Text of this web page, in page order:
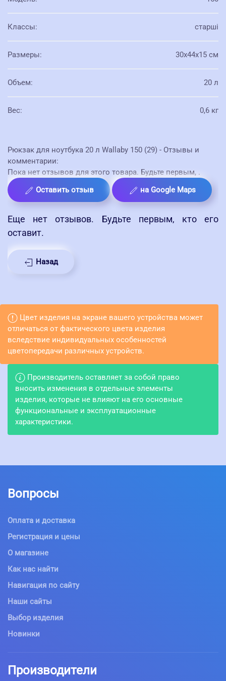
Классы: старші
Размеры: 30х44х15 см
Объем: 20 л
Вес: 0,6 кг
Рюкзак для ноутбука 20 л Wallaby 150 (29) - Отзывы и
комментарии:
Пока нет отзывов для этого товара. Будьте первым, .
Оставить отзыв
на Google Maps
Еще нет отзывов. Будьте первым, кто его
оставит.
Назад
Цвет изделия на экране вашего устройства может
отличаться от фактического цвета изделия
вследствие индивидуальных особенностей
цветопередачи различных устройств.
Производитель оставляет за собой право
вносить изменения в отдельные элементы
изделия, которые не влияют на его основные
функциональные и эксплуатационные
характеристики.
Вопросы
Оплата и доставка
Регистрация и цены
О магазине
Как нас найти
Навигация по сайту
Наши сайты
Выбор изделия
Новинки
Производители